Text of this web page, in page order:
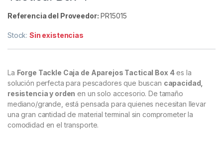
Referencia del Proveedor: PR15015
Stock:Sin existencias
La Forge Tackle Caja de Aparejos Tactical Box 4es la
solución perfecta para pescadores que buscan capacidad,
resistencia y orden en un solo accesorio. De tamaño
mediano/grande, está pensada para quienes necesitan llevar
una gran cantidad de material terminal sin comprometer la
comodidad en el transporte.